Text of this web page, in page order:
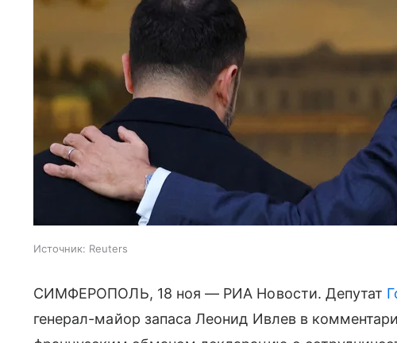
Источник: Reuters
СИМФЕРОПОЛЬ, 18 ноя — РИА Новости. Депутат
генерал-майор запаса Леонид Ивлев в